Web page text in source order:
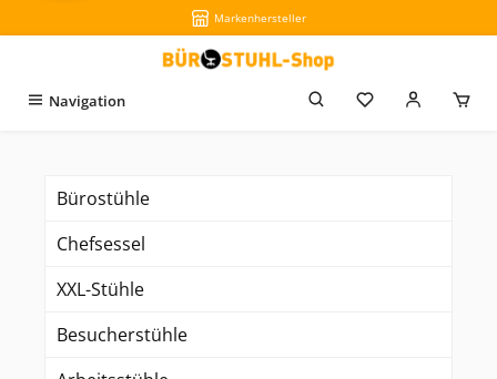
Zum Hauptinhalt springen Markenhersteller
Navigation Du hast 0
Bürostühle
Chefsessel
XXL-Stühle
Besucherstühle